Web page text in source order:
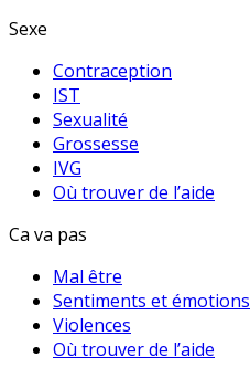
Sexe
Contraception
IST
Sexualité
Grossesse
IVG
Où trouver de l’aide
Ca va pas
Mal être
Sentiments et émotions
Violences
Où trouver de l’aide